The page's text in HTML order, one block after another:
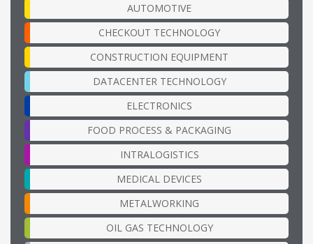
AUTOMOTIVE
CHECKOUT TECHNOLOGY
CONSTRUCTION EQUIPMENT
DATACENTER TECHNOLOGY
ELECTRONICS
FOOD PROCESS & PACKAGING
INTRALOGISTICS
MEDICAL DEVICES
METALWORKING
OIL GAS TECHNOLOGY